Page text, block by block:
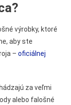
výrobky, ktoré
aby ste
– oficiálnej
za veľmi
alebo falošné